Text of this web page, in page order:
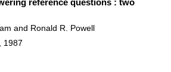
reference questions : two
and Ronald R. Powell
1987